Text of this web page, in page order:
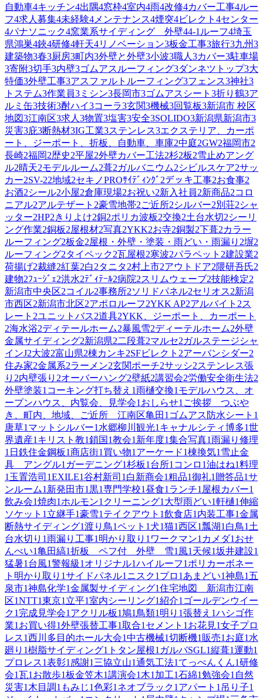
自動車4キッチン4出隅4窓枠4室内4雨4改修4カバー工事4ルー
フ4求人募集4未経験4 メンテナンス4煙突4ビレクト 4センター
4パナソニック4窯業系サイディング 外壁44-1ルーフ4埼玉
県鴻巣4鋏4研修4軒天4リノベーション3板金工事3旅行3九州3
建築物3春3厨房3町内3外壁と外壁3小波3職人 3カバー3駐車場
3寄附3切手3内壁3ゴムアスルーフィング3ダンネツトップ3大
特価3外壁工事3アスファルトルーフィング3フェンス3神社3
トステム3作業員3 ミシン3長岡市3ゴムアスシート 3折り鶴3ア
ルミ缶3技術3酎ハイ3コーラ3玄関3機械3回覧板3新潟市 校区
地図3江南区3求人 3物置3塩害3安全3SOLIDO3新潟県新潟市3
災害3庇3断熱材3IG工業3ステンレス3エクステリア、カーポ
ート、ジーポート、折板、自動車、車庫2中庭2GW2福岡市2
長崎2福岡2歴史2平屋2外壁カバー工法2杉2板2雪止めアング
ル2晴天2モデルルーム2葺2ガルバニウム2シビルスケア2サッ
カー2SV-22地域2セキノPROｻｲﾃﾞｨﾝｸﾞ 2デッキ工事2お食事2
お酒2シール2小屋2倉庫現場2お祝い2新入社員2新商品2コロ
ニアル2アルテザート 2豪雪地帯2ご近所2シルバー2別荘2シャ
ッター2HP2きりよけ2銅2ポリカ波板2交換2土台水切2シーリ
ング作業2銅板2屋根材2写真2YKK2お寺2銅製2下葺2カラー
ルーフィング2板金2屋根・外壁・塗装・雨どい・雨漏り 2塀2
ルーフィング2タイペック2瓦屋根2寒波2パラペット 2建設業2
荷揚げ2裁縫2紅葉2白2タニタ2村上市2アウトドア2隈研吾氏2
建物2ﾌｭｰｼﾞｪ2洪水2ﾃﾞｨﾃｰﾙ2病院2スリムウェーブ2技能検定2
新潟市中央区2コイル2事務所2ソリドパネル2セリオス2新潟
市西区2新潟市北区2アポロルーフ2YKK AP2アルバイト 2ス
レート 2ユニットバス2道具2YKK、ジーポート、カーポート
2海水浴2ディテールホーム2暴風雪2ディーテルホーム2外壁
金属サイディング2新潟県2二段葺2マルセ2ガルステージシャ
インJ2大波2富山県2棟カンキ2SFビレクト 2アーバンシダー2
住み家2金属系2ラーメン2玄関ポーチ2サッシ2ステンレス張
り 2内壁張り 2オーバーハング2壁紙2講習会2労働安全衛生法2
外壁塗装1 コーキング打ち替え 1雨樋交換1 モデルハウス、オ
ープンハウス、内覧会、見学会1 おしらせ1 ご挨拶 つぶや
き、町内、地域、ご近所 江南区亀田 1 ゴムアス防水シート 1
唐草1 マットシルバー1 水郷柳川観光1 キャナルシティ博多1世
界遺産1 キリスト教1鎖国1教会1 新年度1集合写真1雨漏り修理
1 日鉄住金鋼板1商店街1 買い物1 アーケード1棟換気1 雪止金
具 アングル1 ガーデニング1杉板1 台所1 コンロ 1油はね1料理
1 玉置浩司 1EXILE1谷村新司 1 白新商会1粗品1御礼1 贈答品1サ
ンルーム1 新発田市1黒1専門学校1昼食1 ランチ1 屋根カバー1
飲み会1焼肉1 ホルモン1 クリーニング1 大型雨どい1軒樋1伸縮
ソケット 1 立継手1豪雪1 テイクアウト 1飲食店1 内装工事1金属
断熱サイディング1渡り鳥1ペット 1 犬1猫1西区1瓢湖1 白鳥1 土
台水切り 1雨漏り工事1 明かり取り 1 ワークマン1 カメダ1 おせ
んべい1亀田縞1折板 ペフ付 外壁 雪1 風1 天候1坂井建設1
猛暑1 台風1警報級1 オリジナル1ハイルーフ1 ポリカーボネー
ト明かり取り 1サイドパネル1 ニスク1 プロ 1 あまどい1神島1 五
泉市1神島化学1金属製サイディング1住宅地図 新潟市江南
区1NTT1東京1 立平1室内シーリング1紹介1 ゴールデンウイー
ク1 完成見学会1 アクリル板1鳩1 鳥類1 明り 1張替え 1ハシゴ作
業1 お買い得1外壁張替工事1取合1 セメント 1 お花見1女子プロ
レス1西川多目的ホール大会1中古機械1切断機1 販売1 お庭1 水
廻り 1樹脂サイディング1 トタン屋根1 ガルバSGL1縦葺1運動1
プロレス1表彰1感謝1 三協立山1通気工法1てっぺんくん1研修
会1瓦1 お散歩1板金笠木1講演会1 木1 加工1石綿1勉強会1 自然
災害1 木目調1 もみじ1色彩1 ネオブラック1 アパート 1 吊り子1